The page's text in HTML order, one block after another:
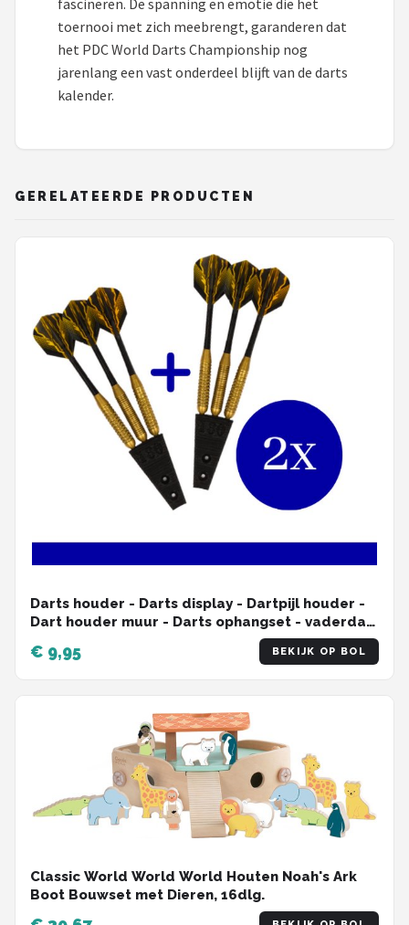
fascineren. De spanning en emotie die het
toernooi met zich meebrengt, garanderen dat
het PDC World Darts Championship nog
jarenlang een vast onderdeel blijft van de darts
kalender.
GERELATEERDE PRODUCTEN
Darts houder - Darts display - Dartpijl houder -
Dart houder muur - Darts ophangset - vaderdag
- Darthouder - Darts - Darts case
€ 9,95 BEKIJK OP BOL
Classic World World World Houten Noah's Ark
Boot Bouwset met Dieren, 16dlg.